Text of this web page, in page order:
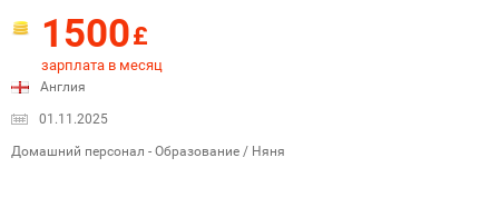
1500£
зарплата в месяц
Англия
01.11.2025
Домашний персонал - Образование / Няня